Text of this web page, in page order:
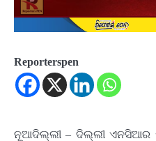
Reporterspen
ନୂଆଦିଲ୍ଲୀ – ଦିଲ୍ଲୀ ଏନସିଆର